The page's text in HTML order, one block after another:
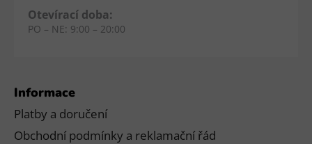
Informace
Platby a doručení
Obchodní podmínky a reklamační řád
Otevírací doba:
PO – NE: 9:00 – 20:00